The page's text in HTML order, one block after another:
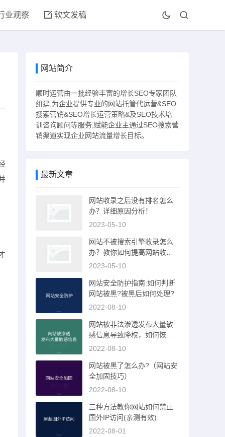
业观察 软文发稿
网站简介
顺时运营由一批经验丰富的增长SEO专家团队
组建,为企业提供专业的网站托管代运营&SEO
搜索营销&SEO增长运营策略&及SEO技术培
训咨询顾问等服务,赋能企业主通过SEO搜索营
销渠道实现企业网站流量增长目标。
最新文章
网站收录之后没有排名怎么
办？详细原因分析！
2023-05-10
网站不被搜索引擎收录怎么
办？教你如何提高网站收录
率！
2023-05-10
网站安全防护指南:如何判断
网站被黑?被黑后如何处理?
2022-08-10
网站被非法渗透发布大量敏
感信息导致降权，如何恢
复？
2022-08-10
网站被黑了怎么办?（网站安
全加固技巧）
2022-08-10
三种方法教你网站如何禁止
国外IP访问(亲测有效)
2022-08-01